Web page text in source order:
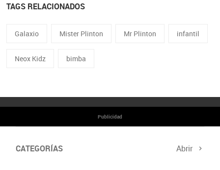
TAGS RELACIONADOS
Galaxio Mister Plinton Mr Plinton infantil
Neox Kidz bimba
Publicidad
CATEGORÍAS Abrir